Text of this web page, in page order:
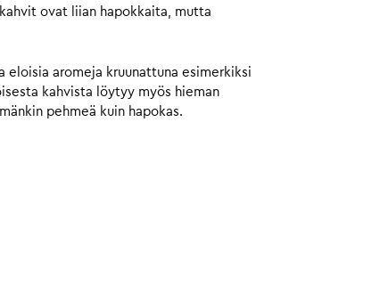
ovat liian hapokkaita, mutta
eloisia aromeja kruunattuna esimerkiksi
kahvista löytyy myös hieman
pehmeä kuin hapokas.